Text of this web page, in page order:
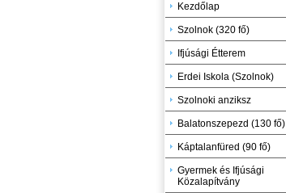
Kezdőlap
Szolnok (320 fő)
Ifjúsági Étterem
Erdei Iskola (Szolnok)
Szolnoki anziksz
Balatonszepezd (130 fő)
Káptalanfüred (90 fő)
Gyermek és Ifjúsági
Közalapítvány